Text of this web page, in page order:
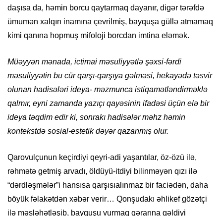
daşısa da, həmin borcu qaytarmaq dayanır, digər tərəfdə
ümumən xalqın inamına çevrilmiş, bayquşa güllə atmamaq
kimi qanına hopmuş mifoloji borcdan imtina eləmək.
Müəyyən mənada, ictimai məsuliyyətlə şəxsi-fərdi
məsuliyyətin bu cür qarşı-qarşıya gəlməsi, hekayədə təsvir
olunan hadisələri ideya- məzmunca istiqamətləndirməklə
qalmır, eyni zamanda yazıçı qayəsinin ifadəsi üçün elə bir
ideya təqdim edir ki, sonrakı hadisələr məhz həmin
kontekstdə sosial-estetik dəyər qazanmış olur.
Qarovulçunun keçirdiyi qeyri-adi yaşantılar, öz-özü ilə,
rəhmətə getmiş arvadı, öldüyü-itdiyi bilinməyən qızı ilə
“dərdləşmələr”i hansısa qarşısıalınmaz bir faciədən, daha
böyük fəlakətdən xəbər verir… Qonşudakı əhlikef gözətçi
ilə məsləhətləşib, bayquşu vurmaq qərarına gəldiyi